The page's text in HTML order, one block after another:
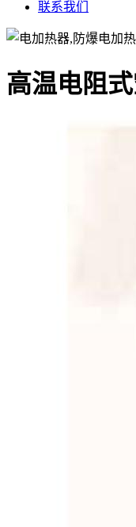
联系我们
高温电阻